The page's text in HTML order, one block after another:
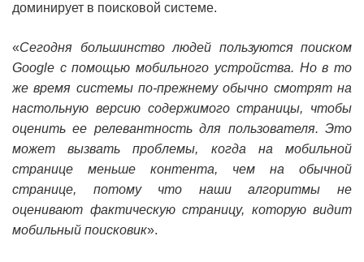
доминирует в поисковой системе.
«Сегодня большинство людей пользуются поиском
Google с помощью мобильного устройства. Но в то
же время системы по-прежнему обычно смотрят на
настольную версию содержимого страницы, чтобы
оценить ее релевантность для пользователя. Это
может вызвать проблемы, когда на мобильной
странице меньше контента, чем на обычной
странице, потому что наши алгоритмы не
оценивают фактическую страницу, которую видит
мобильный поисковик».